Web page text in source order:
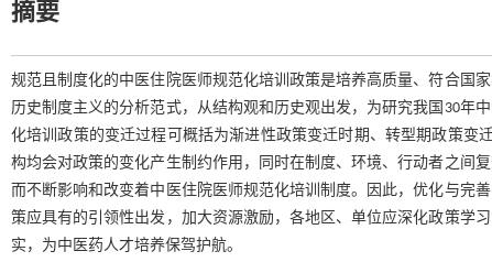
摘要
规范且制度化的中医住院医师规范化培训政策是培养高质量、符合国
历史制度主义的分析范式，从结构观和历史观出发，为研究我国30年
化培训政策的变迁过程可概括为渐进性政策变迁时期、转型期政策变
构均会对政策的变化产生制约作用，同时在制度、环境、行动者之间
而不断影响和改变着中医住院医师规范化培训制度。因此，优化与完
策应具有的引领性出发，加大资源激励，各地区、单位应深化政策学
实，为中医药人才培养保驾护航。